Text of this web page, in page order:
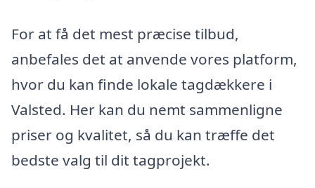
For at få det mest præcise tilbud,
anbefales det at anvende vores platform,
hvor du kan finde lokale tagdækkere i
Valsted. Her kan du nemt sammenligne
priser og kvalitet, så du kan træffe det
bedste valg til dit tagprojekt.